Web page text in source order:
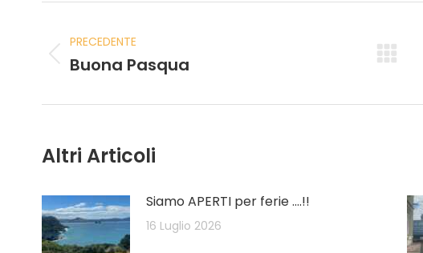
PRECEDENTE
Buona Pasqua
Altri Articoli
Siamo APERTI per ferie ….!!
16 Luglio 2026